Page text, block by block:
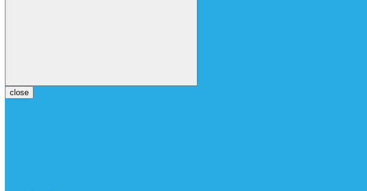
close